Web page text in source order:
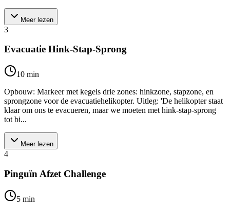
Meer lezen
3
Evacuatie Hink-Stap-Sprong
10 min
Opbouw: Markeer met kegels drie zones: hinkzone, stapzone, en
sprongzone voor de evacuatiehelikopter. Uitleg: 'De helikopter staat
klaar om ons te evacueren, maar we moeten met hink-stap-sprong
tot bi...
Meer lezen
4
Pinguïn Afzet Challenge
5 min